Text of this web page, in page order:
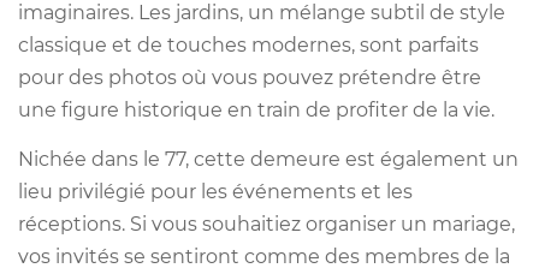
imaginaires. Les jardins, un mélange subtil de style
classique et de touches modernes, sont parfaits
pour des photos où vous pouvez prétendre être
une figure historique en train de profiter de la vie.
Nichée dans le 77, cette demeure est également un
lieu privilégié pour les événements et les
réceptions. Si vous souhaitiez organiser un mariage,
vos invités se sentiront comme des membres de la